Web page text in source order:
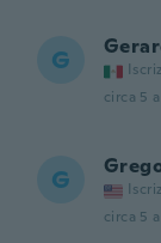
G
circa 5
G
circa 5